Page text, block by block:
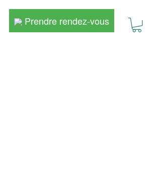
Prendre rendez-vous
Prendre rendez-vous